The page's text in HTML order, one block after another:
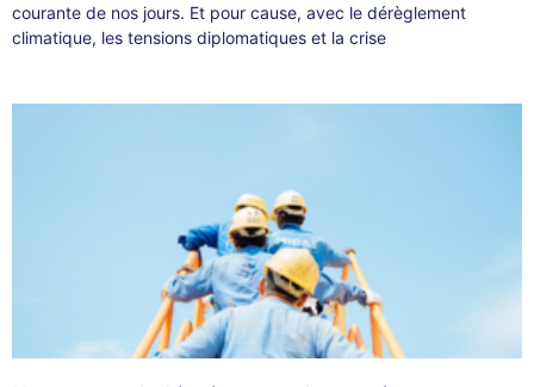
courante de nos jours. Et pour cause, avec le dérèglement
climatique, les tensions diplomatiques et la crise